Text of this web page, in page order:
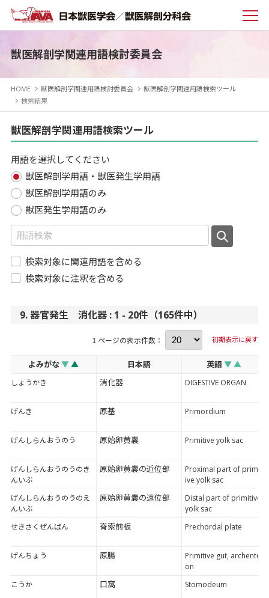
獣医解剖学関連用語検討委員会
HOME 獣医解剖学関連用語検討委員会
獣医解剖学関連用語検索ツール
検索結果
獣医解剖学関連用語検索ツール
用語を選択してください
獣医解剖学用語・獣医発生学用語
獣医解剖学用語のみ
獣医発生学用語のみ
検索対象に関連用語を含める
検索対象に注釈を含める
9. 器官発生 消化器 : 1 - 20件（165件中）
１ページの表示件数： 初期表示に戻す
よみがな▼ ▲ 日本語 英語▼ ▲
しょうかき 消化器 DIGESTIVE ORGAN
げんき 原基 Primordium
げんしらんおうのう 原始卵黄囊 Primitive yolk sac
げんしらんおうのうのき
んいぶ
原始卵黄囊の近位部
Proximal part of primit
ive yolk sac
げんしらんおうのうのえ
んいぶ
原始卵黄囊の遠位部
Distal part of primitive
yolk sac
せきさくぜんばん
脊索前板 Prechordal plate
げんちょう 原腸
Primitive gut, archenter
on
こうか
口窩 Stomodeum